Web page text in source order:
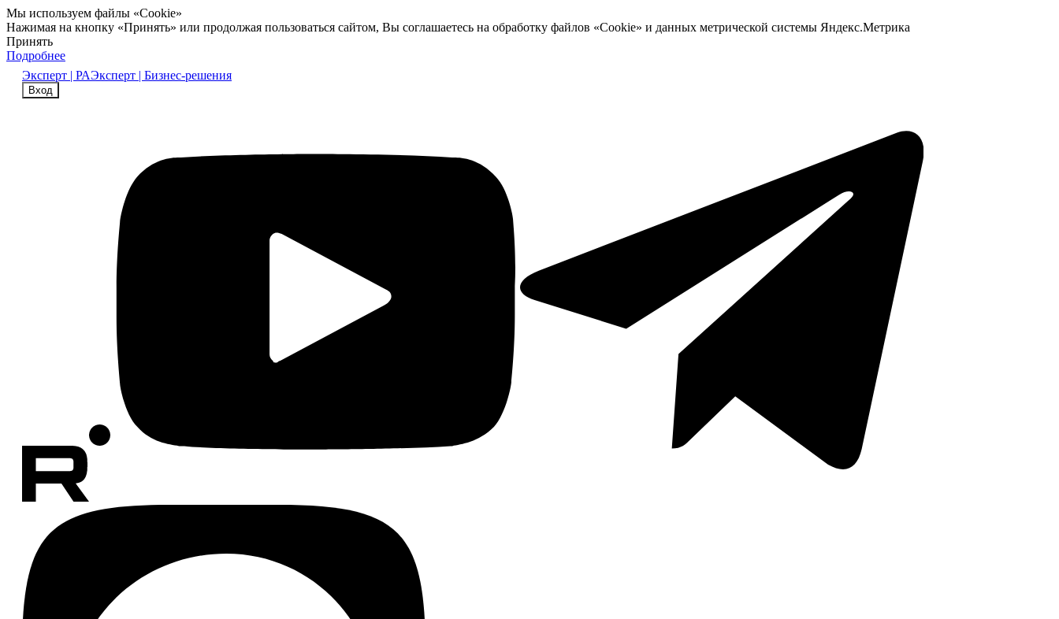
Мы используем файлы «Cookie»
Нажимая на кнопку «Принять» или продолжая пользоваться сайтом, Вы соглашаетесь на обработку файлов «Cookie» и данных метрической системы Яндекс.Метрика
Принять
Подробнее
Эксперт | РАЭксперт | Бизнес-решения
Вход